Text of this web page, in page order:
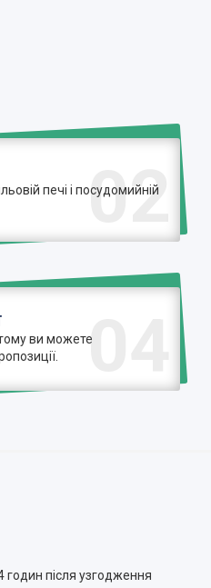
02
печі і посудомийній
04
ви можете
після узгодження